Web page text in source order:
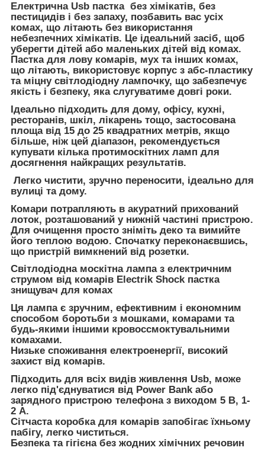
Електрична Usb пастка без хімікатів, без
пестицидів і без запаху, позбавить вас усіх
комах, що літають без використання
небезпечних хімікатів. Це ідеальний засіб, щоб
уберегти дітей або маленьких дітей від комах.
Пастка для лову комарів, мух та інших комах,
що літають, використовує корпус з абс-пластику
та міцну світлодіодну лампочку, що забезпечує
якість і безпеку, яка слугуватиме довгі роки.
Ідеально підходить для дому, офісу, кухні,
ресторанів, шкіл, лікарень тощо, застосована
площа від 15 до 25 квадратних метрів, якщо
більше, ніж цей діапазон, рекомендується
купувати кілька протимоскітних ламп для
досягнення найкращих результатів.
Легко чистити, зручно переносити, ідеально для
вулиці та дому.
Комари потрапляють в акуратний прихований
лоток, розташований у нижній частині пристрою.
Для очищення просто зніміть деко та вимийте
його теплою водою. Спочатку переконаєвшись,
що пристрій вимкнений від розетки.
Світлодіодна москітна лампа з електричним
струмом від комарів Electrik Shock пастка
знищувач для комах
Ця лампа є зручним, ефективним і економним
способом боротьби з мошками, комарами та
будь-якими іншими кровоссмоктувальними
комахами.
Низьке споживання електроенергії, високий
захист від комарів.
Підходить для всіх видів живлення Usb, може
легко під'єднуватися від Power Bank або
зарядного пристрою телефона з виходом 5 В, 1-
2 А.
Сітчаста коробка для комарів запобігає їхньому
пабігу, легко чиститься.
Безпека та гігієна без жодних хімічних речовин